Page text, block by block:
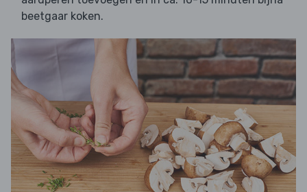
beetgaar koken.